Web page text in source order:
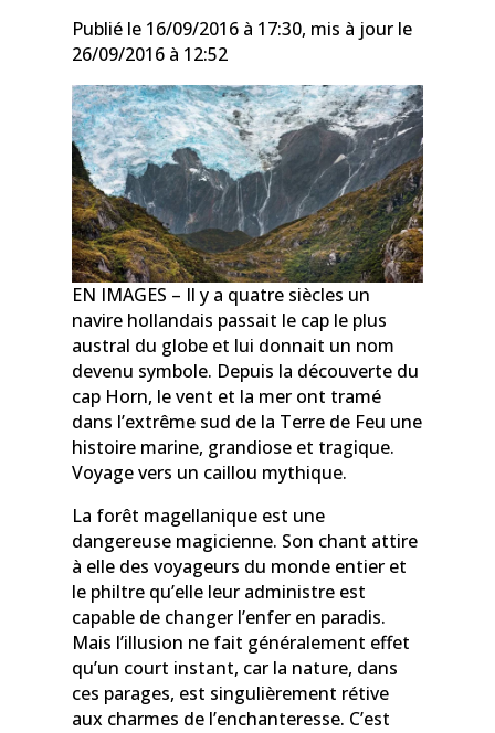
Publié le 16/09/2016 à 17:30, mis à jour le
26/09/2016 à 12:52
EN IMAGES – Il y a quatre siècles un
navire hollandais passait le cap le plus
austral du globe et lui donnait un nom
devenu symbole. Depuis la découverte du
cap Horn, le vent et la mer ont tramé
dans l’extrême sud de la Terre de Feu une
histoire marine, grandiose et tragique.
Voyage vers un caillou mythique.
La forêt magellanique est une
dangereuse magicienne. Son chant attire
à elle des voyageurs du monde entier et
le philtre qu’elle leur administre est
capable de changer l’enfer en paradis.
Mais l’illusion ne fait généralement effet
qu’un court instant, car la nature, dans
ces parages, est singulièrement rétive
aux charmes de l’enchanteresse. C’est